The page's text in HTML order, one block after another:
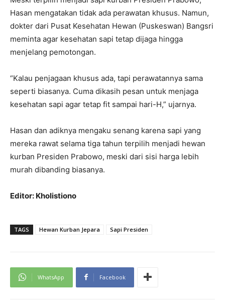
Hasan mengatakan tidak ada perawatan khusus. Namun,
dokter dari Pusat Kesehatan Hewan (Puskeswan) Bangsri
meminta agar kesehatan sapi tetap dijaga hingga
menjelang pemotongan.
“Kalau penjagaan khusus ada, tapi perawatannya sama
seperti biasanya. Cuma dikasih pesan untuk menjaga
kesehatan sapi agar tetap fit sampai hari-H,” ujarnya.
Hasan dan adiknya mengaku senang karena sapi yang
mereka rawat selama tiga tahun terpilih menjadi hewan
kurban Presiden Prabowo, meski dari sisi harga lebih
murah dibanding biasanya.
Editor: Kholistiono
TAGS Hewan Kurban Jepara Sapi Presiden
WhatsApp Facebook